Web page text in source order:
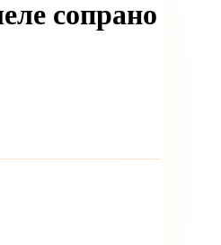
сопрано